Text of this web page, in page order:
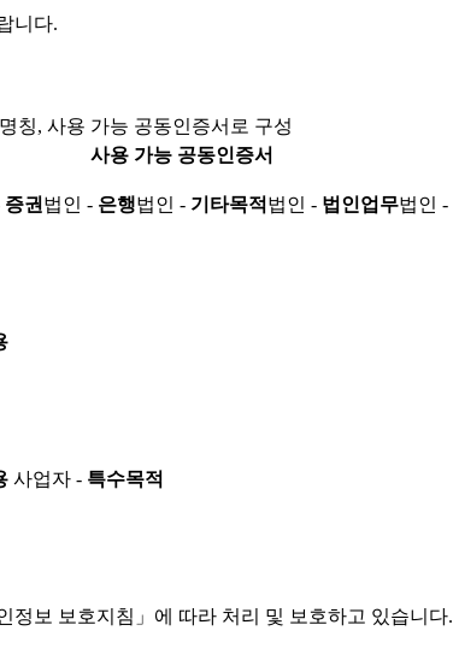
니다.
칭, 사용 가능 공동인증서로 구성
사용 가능 공동인증서
증권 법인 - 은행법인 - 기타목적 법인 - 법인업무법인 -
사업자 - 특수목적
보 보호지침」에 따라 처리 및 보호하고 있습니다.